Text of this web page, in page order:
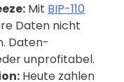
Mit BIP-110
Daten nicht
Daten-
unprofitabel.
Heute zahlen